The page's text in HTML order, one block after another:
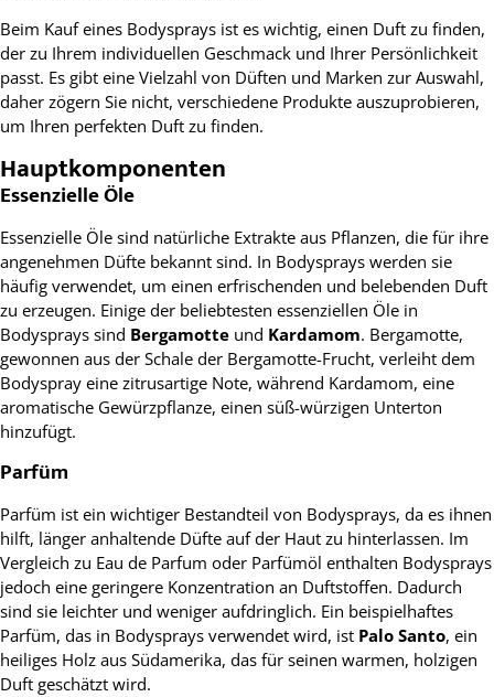
Beim Kauf eines Bodysprays ist es wichtig, einen Duft zu finden,
der zu Ihrem individuellen Geschmack und Ihrer Persönlichkeit
passt. Es gibt eine Vielzahl von Düften und Marken zur Auswahl,
daher zögern Sie nicht, verschiedene Produkte auszuprobieren,
um Ihren perfekten Duft zu finden.
Hauptkomponenten
Essenzielle Öle
Essenzielle Öle sind natürliche Extrakte aus Pflanzen, die für ihre
angenehmen Düfte bekannt sind. In Bodysprays werden sie
häufig verwendet, um einen erfrischenden und belebenden Duft
zu erzeugen. Einige der beliebtesten essenziellen Öle in
Bodysprays sind Bergamotte und Kardamom. Bergamotte,
gewonnen aus der Schale der Bergamotte-Frucht, verleiht dem
Bodyspray eine zitrusartige Note, während Kardamom, eine
aromatische Gewürzpflanze, einen süß-würzigen Unterton
hinzufügt.
Parfüm
Parfüm ist ein wichtiger Bestandteil von Bodysprays, da es ihnen
hilft, länger anhaltende Düfte auf der Haut zu hinterlassen. Im
Vergleich zu Eau de Parfum oder Parfümöl enthalten Bodysprays
jedoch eine geringere Konzentration an Duftstoffen. Dadurch
sind sie leichter und weniger aufdringlich. Ein beispielhaftes
Parfüm, das in Bodysprays verwendet wird, ist Palo Santo, ein
heiliges Holz aus Südamerika, das für seinen warmen, holzigen
Duft geschätzt wird.